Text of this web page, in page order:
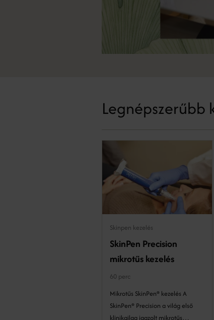
Legnépszerűbb
Skinpen kezelés
SkinPen Precision
mikrotűs kezelés
60 perc
Mikrotűs SkinPen® kezelés A
SkinPen® Precision a világ első
klinikailag igazolt mikrotűs